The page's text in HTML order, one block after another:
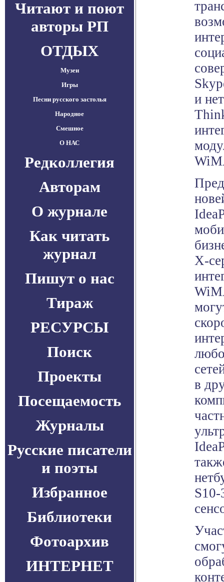
Читают и поют
авторы РП
ОТДЫХ
Музеи
Игры
Песни русского застолья
Народное
Смешное
О НАС
Редколлегия
Авторам
О журнале
Как читать
журнал
Пишут о нас
Тираж
РЕСУРСЫ
Поиск
Проекты
Посещаемость
Журналы
Русские писатели
и поэты
Избранное
Библиотеки
Фотоархив
ИНТЕРНЕТ
и
X-
в